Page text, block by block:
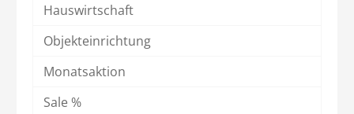
Hauswirtschaft
Objekteinrichtung
Monatsaktion
Sale %